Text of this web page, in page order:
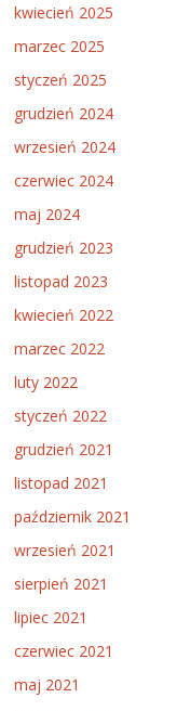
kwiecień 2025
marzec 2025
styczeń 2025
grudzień 2024
wrzesień 2024
czerwiec 2024
maj 2024
grudzień 2023
listopad 2023
kwiecień 2022
marzec 2022
luty 2022
styczeń 2022
grudzień 2021
listopad 2021
październik 2021
wrzesień 2021
sierpień 2021
lipiec 2021
czerwiec 2021
maj 2021